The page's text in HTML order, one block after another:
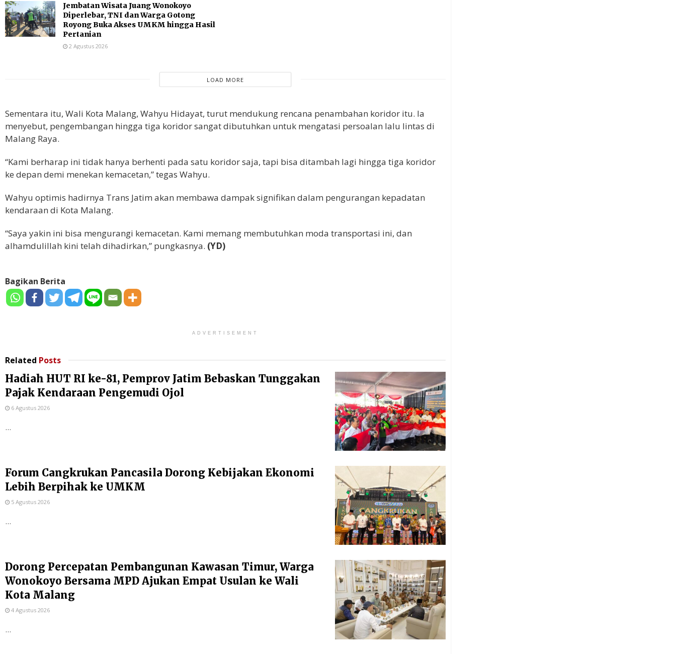
Jembatan Wisata Juang Wonokoyo
Diperlebar, TNI dan Warga Gotong
Royong Buka Akses UMKM hingga Hasil
Pertanian
2 Agustus 2026
LOAD MORE
Sementara itu, Wali Kota Malang, Wahyu Hidayat, turut mendukung rencana penambahan koridor itu. Ia
menyebut, pengembangan hingga tiga koridor sangat dibutuhkan untuk mengatasi persoalan lalu lintas di
Malang Raya.
“Kami berharap ini tidak hanya berhenti pada satu koridor saja, tapi bisa ditambah lagi hingga tiga koridor
ke depan demi menekan kemacetan,” tegas Wahyu.
Wahyu optimis hadirnya Trans Jatim akan membawa dampak signifikan dalam pengurangan kepadatan
kendaraan di Kota Malang.
“Saya yakin ini bisa mengurangi kemacetan. Kami memang membutuhkan moda transportasi ini, dan
alhamdulillah kini telah dihadirkan,” pungkasnya. (YD)
Bagikan Berita
ADVERTISEMENT
Related Posts
Hadiah HUT RI ke-81, Pemprov Jatim Bebaskan Tunggakan
Pajak Kendaraan Pengemudi Ojol
6 Agustus 2026
...
Forum Cangkrukan Pancasila Dorong Kebijakan Ekonomi
Lebih Berpihak ke UMKM
5 Agustus 2026
...
Dorong Percepatan Pembangunan Kawasan Timur, Warga
Wonokoyo Bersama MPD Ajukan Empat Usulan ke Wali
Kota Malang
4 Agustus 2026
...